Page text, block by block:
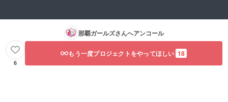
那覇ガールズさんへアンコール
6
もう一度プロジェクトをやってほしい 18